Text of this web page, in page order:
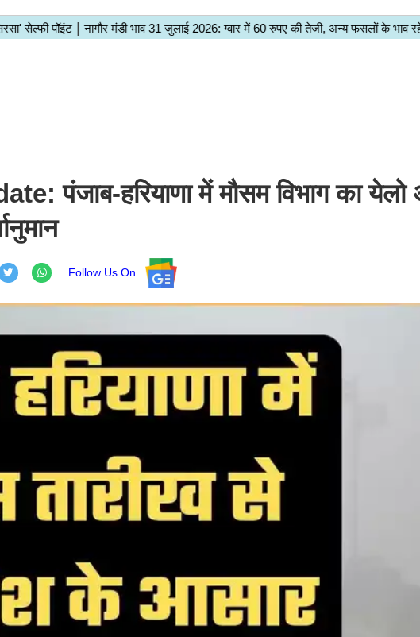
पंजाब-हरियाणा में मौसम विभाग का येलो
Follow Us On